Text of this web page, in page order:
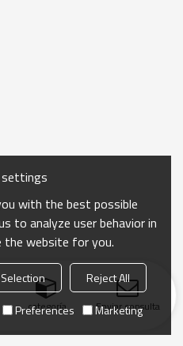
categoría Enviar consulta
settings
with the best possible
to analyze user behavior in
website for you.
Reject All
Preferences Marketing